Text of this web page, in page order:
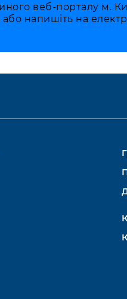
веб-порталу м.
напишіть на